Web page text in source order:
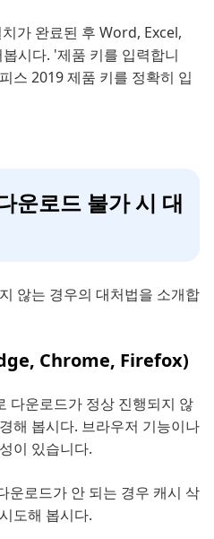
가 완료된 후 Word, Excel,
시다. '제품 키를 입력합니
스 2019 제품 키를 정확히 입
운로드 불가 시 대
않는 경우의 대처법을 소개합
Chrome, Firefox)
다운로드가 정상 진행되지 않
해 봅시다. 브라우저 기능이나
이 있습니다.
운로드가 안 되는 경우 캐시 삭
도해 봅시다.